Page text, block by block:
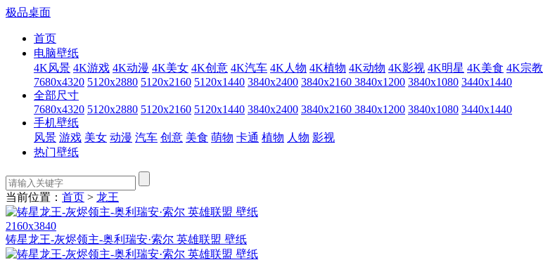
极品桌面
首页
电脑壁纸
4K风景 4K游戏 4K动漫 4K美女 4K创意 4K汽车 4K人物 4K植物 4K动物 4K影视 4K明星 4K美食 4K宗教
7680x4320 5120x2880 5120x2160 5120x1440 3840x2400 3840x2160 3840x1200 3840x1080 3440x1440
全部尺寸
7680x4320 5120x2880 5120x2160 5120x1440 3840x2400 3840x2160 3840x1200 3840x1080 3440x1440
手机壁纸
风景 游戏 美女 动漫 汽车 创意 美食 萌物 卡通 植物 人物 影视
热门壁纸
当前位置： 首页 > 龙王
2160x3840
铸星龙王-灰烬领主-奥利瑞安·索尔 英雄联盟 壁纸